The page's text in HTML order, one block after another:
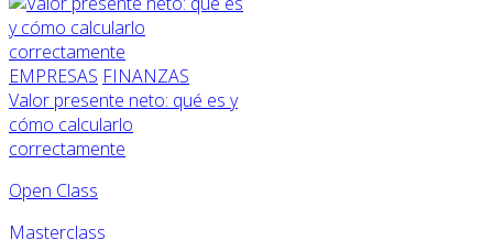
EMPRESAS FINANZAS
Valor presente neto: qué es y
cómo calcularlo
correctamente
Open Class
Masterclass